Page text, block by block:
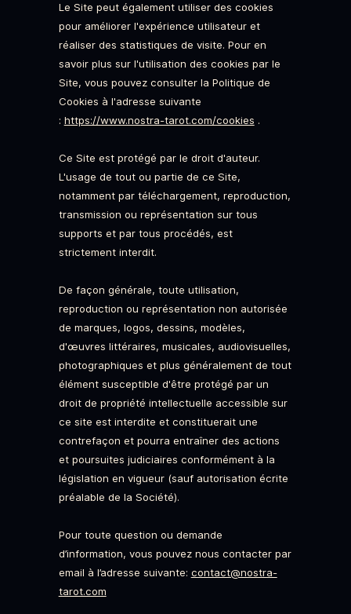
Le Site peut également utiliser des cookies
pour améliorer l'expérience utilisateur et
réaliser des statistiques de visite. Pour en
savoir plus sur l'utilisation des cookies par le
Site, vous pouvez consulter la Politique de
Cookies à l'adresse suivante
: https://www.nostra-tarot.com/cookies .
Ce Site est protégé par le droit d'auteur.
L'usage de tout ou partie de ce Site,
notamment par téléchargement, reproduction,
transmission ou représentation sur tous
supports et par tous procédés, est
strictement interdit.
De façon générale, toute utilisation,
reproduction ou représentation non autorisée
de marques, logos, dessins, modèles,
d'œuvres littéraires, musicales, audiovisuelles,
photographiques et plus généralement de tout
élément susceptible d'être protégé par un
droit de propriété intellectuelle accessible sur
ce site est interdite et constituerait une
contrefaçon et pourra entraîner des actions
et poursuites judiciaires conformément à la
législation en vigueur (sauf autorisation écrite
préalable de la Société).
Pour toute question ou demande
d’information, vous pouvez nous contacter par
email à l’adresse suivante: contact@nostra-
tarot.com